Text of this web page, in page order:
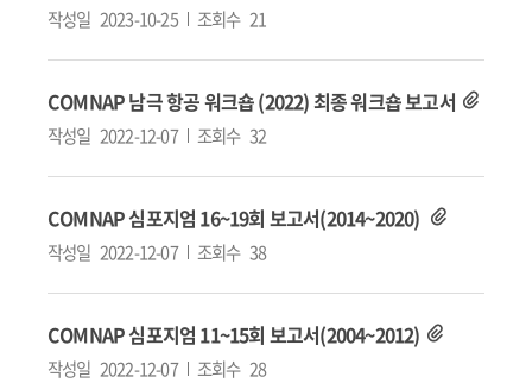
작성일 2023-10-25 조회수 21
COMNAP 남극 항공 워크숍 (2022) 최종 워크숍 보고서
작성일 2022-12-07 조회수 32
COMNAP 심포지엄 16~19회 보고서(2014~2020)
작성일 2022-12-07 조회수 38
COMNAP 심포지엄 11~15회 보고서(2004~2012)
작성일 2022-12-07 조회수 28